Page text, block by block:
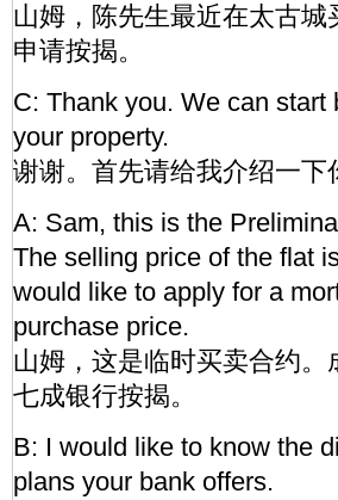
山姆，陈先生最近在太古
申请按揭。
C: Thank you. We can
your property.
谢谢。首先请给我介绍一下
A: Sam, this is the
The selling price of the flat
would like to apply for a
purchase price.
山姆，这是临时买卖合约
七成银行按揭。
B: I would like to know the
plans your bank offers.